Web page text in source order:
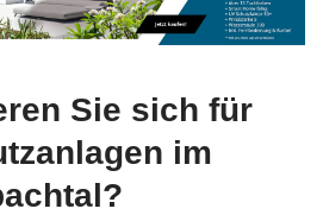
Sie sich für
im